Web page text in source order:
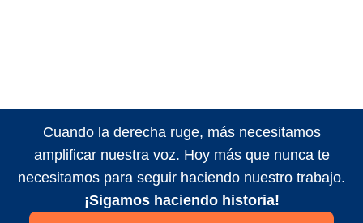
Cuando la derecha ruge, más necesitamos
amplificar nuestra voz. Hoy más que nunca te
necesitamos para seguir haciendo nuestro trabajo.
¡Sigamos haciendo historia!